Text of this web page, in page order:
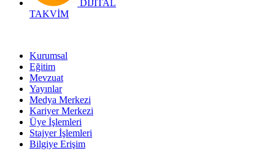
DİJİTAL
TAKVİM
Kurumsal
Eğitim
Mevzuat
Yayınlar
Medya Merkezi
Kariyer Merkezi
Üye İşlemleri
Stajyer İşlemleri
Bilgiye Erişim